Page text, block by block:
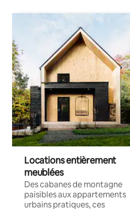
Locations entièrement
meublées
Des cabanes de montagne
paisibles aux appartements
urbains pratiques, ces